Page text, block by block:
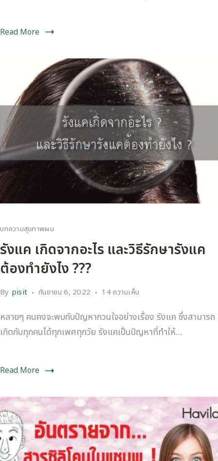
Read More
บทความสุขภาพผม
รังแค เกิดจากอะไร และวิธีรักษารังแค
ต้องทำยังไง ???
By pisit กันยายน 6, 2022 14 ความเห็น
หลายๆ คนคงจะพบกับปัญหากวนใจอย่างเรื่อง รังแค ซึ่งสามารถ
เกิดกับทุกคนได้ทุกเพศทุกวัย รังแคเป็นปัญหาที่ทำให้…
Read More